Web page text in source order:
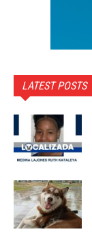
LATEST POSTS